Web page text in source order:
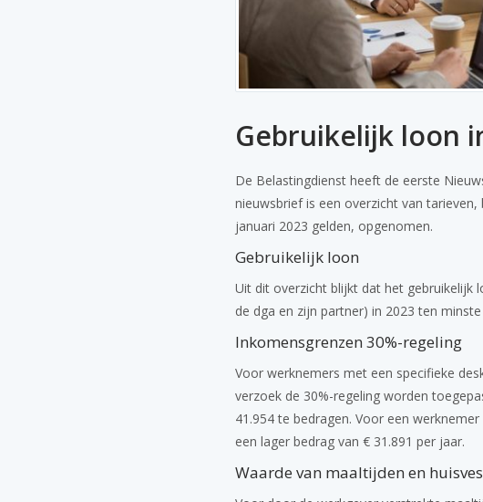
Gebruikelijk loon
De Belastingdienst heeft de eerste
nieuwsbrief is een overzicht van
januari 2023 gelden, opgenomen.
Gebruikelijk loon
Uit dit overzicht blijkt dat het gebruikelijk
de dga en zijn partner) in 2023 ten
Inkomensgrenzen 30%-regeling
Voor werknemers met een specifieke
verzoek de 30%-regeling worden
41.954 te bedragen. Voor een
een lager bedrag van € 31.891 per jaar.
Waarde van maaltijden en